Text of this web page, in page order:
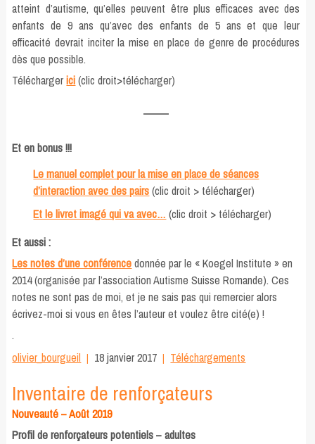
atteint d’autisme, qu’elles peuvent être plus efficaces avec des
enfants de 9 ans qu’avec des enfants de 5 ans et que leur
efficacité devrait inciter la mise en place de genre de procédures
dès que possible.
Téléchargerici(clic droit>télécharger)
Et en bonus !!!
Le manuel complet pour la mise en place de séances
d’interaction avec des pairs (clic droit > télécharger)
Et le livret imagé qui va avec… (clic droit > télécharger)
Et aussi :
Les notes d’une conférencedonnée par le « Koegel Institute » en
2014 (organisée par l’association Autisme Suisse Romande). Ces
notes ne sont pas de moi, et je ne sais pas qui remercier alors
écrivez-moi si vous en êtes l’auteur et voulez être cité(e) !
.
olivier_bourgueil
18 janvier 2017 Téléchargements
Inventaire de renforçateurs
Nouveauté – Août 2019
Profil de renforçateurs potentiels – adultes